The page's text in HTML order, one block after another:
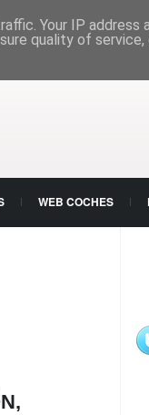
WEB COCHES
Your IP address
quality of service,